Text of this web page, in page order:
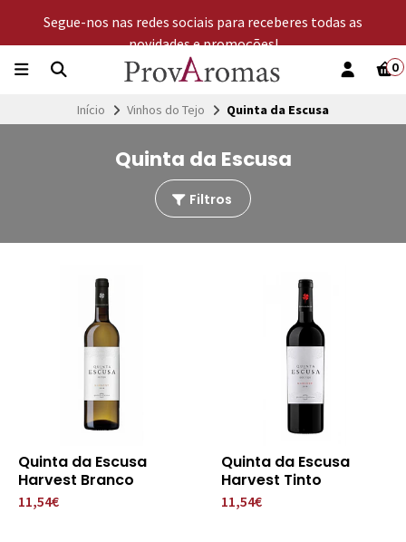
Segue-nos nas redes sociais para receberes todas as
novidades e promoções!
0
Início Vinhos do Tejo Quinta da Escusa
Quinta da Escusa
Filtros
Quinta da Escusa
Harvest Branco
11,54€
Quinta da Escusa
Harvest Tinto
11,54€